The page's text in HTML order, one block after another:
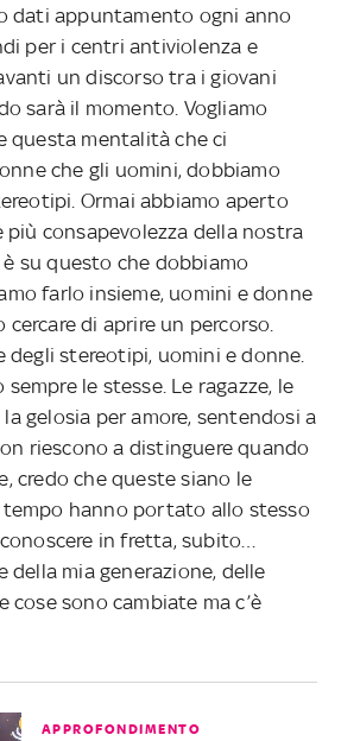
dati appuntamento ogni anno
per i centri antiviolenza e
un discorso tra i giovani
sarà il momento. Vogliamo
questa mentalità che ci
che gli uomini, dobbiamo
Ormai abbiamo aperto
più consapevolezza della nostra
su questo che dobbiamo
farlo insieme, uomini e donne
cercare di aprire un percorso.
stereotipi, uomini e donne.
le stesse. Le ragazze, le
gelosia per amore, sentendosi a
riescono a distinguere quando
credo che queste siano le
tempo hanno portato allo stesso
in fretta, subito…
della mia generazione, delle
cose sono cambiate ma c’è
APPROFONDIMENTO